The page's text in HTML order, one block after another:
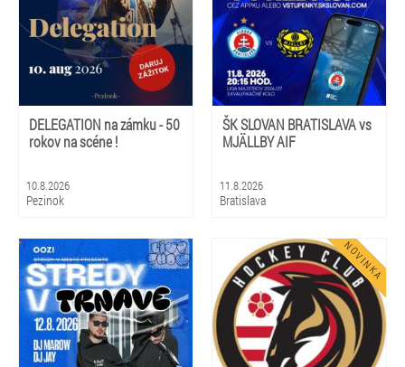
DELEGATION na zámku - 50
rokov na scéne !
10.8.2026
Pezinok
ŠK SLOVAN BRATISLAVA vs
MJÄLLBY AIF
11.8.2026
Bratislava